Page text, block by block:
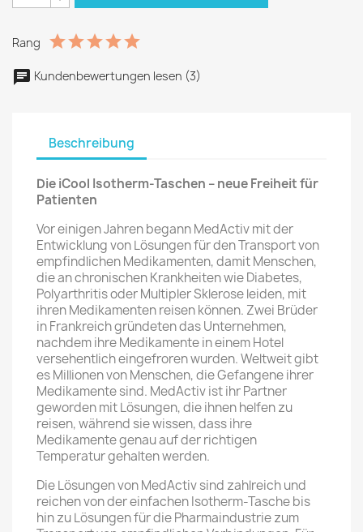
Rang
Kundenbewertungen lesen (3)
Beschreibung
Die iCool Isotherm-Taschen – neue Freiheit für
Patienten
Vor einigen Jahren begann MedActiv mit der
Entwicklung von Lösungen für den Transport von
empfindlichen Medikamenten, damit Menschen,
die an chronischen Krankheiten wie Diabetes,
Polyarthritis oder Multipler Sklerose leiden, mit
ihren Medikamenten reisen können. Zwei Brüder
in Frankreich gründeten das Unternehmen,
nachdem ihre Medikamente in einem Hotel
versehentlich eingefroren wurden. Weltweit gibt
es Millionen von Menschen, die Gefangene ihrer
Medikamente sind. MedActiv ist ihr Partner
geworden mit Lösungen, die ihnen helfen zu
reisen, während sie wissen, dass ihre
Medikamente genau auf der richtigen
Temperatur gehalten werden.
Die Lösungen von MedActiv sind zahlreich und
reichen von der einfachen Isotherm-Tasche bis
hin zu Lösungen für die Pharmaindustrie zum